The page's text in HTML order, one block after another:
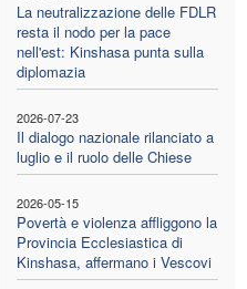
La neutralizzazione delle FDLR
resta il nodo per la pace
nell'est: Kinshasa punta sulla
diplomazia
2026-07-23
Il dialogo nazionale rilanciato a
luglio e il ruolo delle Chiese
2026-05-15
Povertà e violenza affliggono la
Provincia Ecclesiastica di
Kinshasa, affermano i Vescovi